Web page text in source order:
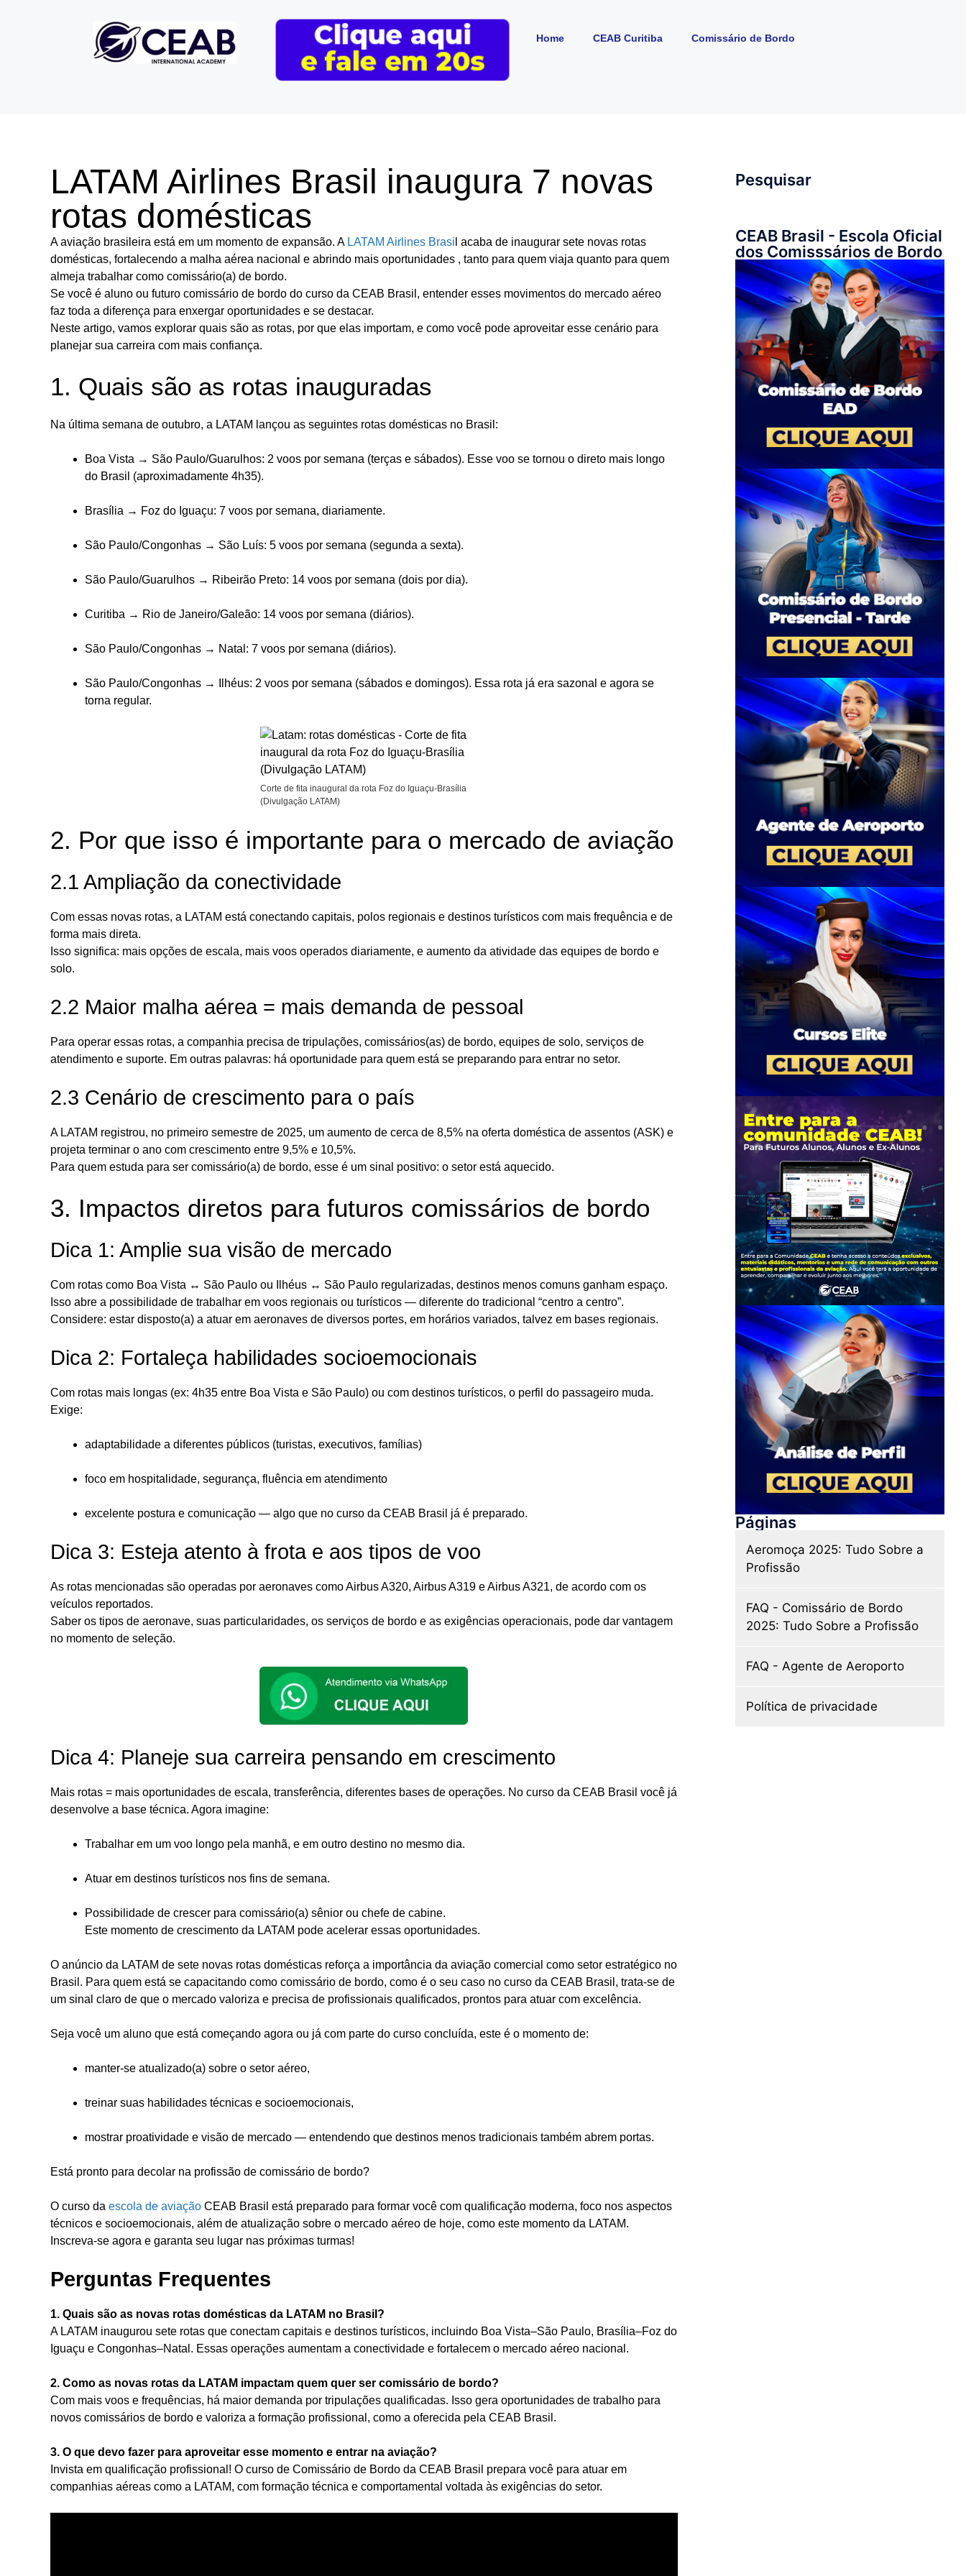
Home CEAB Curitiba Comissário de Bordo
LATAM Airlines Brasil inaugura 7 novas
rotas domésticas
A aviação brasileira está em um momento de expansão. A LATAM Airlines Brasi l acaba de inaugurar sete novas rotas
domésticas, fortalecendo a malha aérea nacional e abrindo mais oportunidades , tanto para quem viaja quanto para quem
almeja trabalhar como comissário(a) de bordo.
Se você é aluno ou futuro comissário de bordo do curso da CEAB Brasil, entender esses movimentos do mercado aéreo
faz toda a diferença para enxergar oportunidades e se destacar.
Neste artigo, vamos explorar quais são as rotas, por que elas importam, e como você pode aproveitar esse cenário para
planejar sua carreira com mais confiança.
1. Quais são as rotas inauguradas
Na última semana de outubro, a LATAM lançou as seguintes rotas domésticas no Brasil:
Boa Vista → São Paulo/Guarulhos: 2 voos por semana (terças e sábados). Esse voo se tornou o direto mais longo
do Brasil (aproximadamente 4h35).
Brasília → Foz do Iguaçu: 7 voos por semana, diariamente.
São Paulo/Congonhas → São Luís: 5 voos por semana (segunda a sexta).
São Paulo/Guarulhos → Ribeirão Preto: 14 voos por semana (dois por dia).
Curitiba → Rio de Janeiro/Galeão: 14 voos por semana (diários).
São Paulo/Congonhas → Natal: 7 voos por semana (diários).
São Paulo/Congonhas → Ilhéus: 2 voos por semana (sábados e domingos). Essa rota já era sazonal e agora se
torna regular.
Corte de fita inaugural da rota Foz do Iguaçu-Brasília
(Divulgação LATAM)
2. Por que isso é importante para o mercado de aviação
2.1 Ampliação da conectividade
Com essas novas rotas, a LATAM está conectando capitais, polos regionais e destinos turísticos com mais frequência e de
forma mais direta.
Isso significa: mais opções de escala, mais voos operados diariamente, e aumento da atividade das equipes de bordo e
solo.
2.2 Maior malha aérea = mais demanda de pessoal
Para operar essas rotas, a companhia precisa de tripulações, comissários(as) de bordo, equipes de solo, serviços de
atendimento e suporte. Em outras palavras: há oportunidade para quem está se preparando para entrar no setor.
2.3 Cenário de crescimento para o país
A LATAM registrou, no primeiro semestre de 2025, um aumento de cerca de 8,5% na oferta doméstica de assentos (ASK) e
projeta terminar o ano com crescimento entre 9,5% e 10,5%.
Para quem estuda para ser comissário(a) de bordo, esse é um sinal positivo: o setor está aquecido.
3. Impactos diretos para futuros comissários de bordo
Dica 1: Amplie sua visão de mercado
Com rotas como Boa Vista ↔ São Paulo ou Ilhéus ↔ São Paulo regularizadas, destinos menos comuns ganham espaço.
Isso abre a possibilidade de trabalhar em voos regionais ou turísticos — diferente do tradicional “centro a centro”.
Considere: estar disposto(a) a atuar em aeronaves de diversos portes, em horários variados, talvez em bases regionais.
Dica 2: Fortaleça habilidades socioemocionais
Com rotas mais longas (ex: 4h35 entre Boa Vista e São Paulo) ou com destinos turísticos, o perfil do passageiro muda.
Exige:
adaptabilidade a diferentes públicos (turistas, executivos, famílias)
foco em hospitalidade, segurança, fluência em atendimento
excelente postura e comunicação — algo que no curso da CEAB Brasil já é preparado.
Dica 3: Esteja atento à frota e aos tipos de voo
As rotas mencionadas são operadas por aeronaves como Airbus A320, Airbus A319 e Airbus A321, de acordo com os
veículos reportados.
Saber os tipos de aeronave, suas particularidades, os serviços de bordo e as exigências operacionais, pode dar vantagem
no momento de seleção.
Dica 4: Planeje sua carreira pensando em crescimento
Mais rotas = mais oportunidades de escala, transferência, diferentes bases de operações. No curso da CEAB Brasil você já
desenvolve a base técnica. Agora imagine:
Trabalhar em um voo longo pela manhã, e em outro destino no mesmo dia.
Atuar em destinos turísticos nos fins de semana.
Possibilidade de crescer para comissário(a) sênior ou chefe de cabine.
Este momento de crescimento da LATAM pode acelerar essas oportunidades.
O anúncio da LATAM de sete novas rotas domésticas reforça a importância da aviação comercial como setor estratégico no
Brasil. Para quem está se capacitando como comissário de bordo, como é o seu caso no curso da CEAB Brasil, trata-se de
um sinal claro de que o mercado valoriza e precisa de profissionais qualificados, prontos para atuar com excelência.
Seja você um aluno que está começando agora ou já com parte do curso concluída, este é o momento de:
manter-se atualizado(a) sobre o setor aéreo,
treinar suas habilidades técnicas e socioemocionais,
mostrar proatividade e visão de mercado — entendendo que destinos menos tradicionais também abrem portas.
Está pronto para decolar na profissão de comissário de bordo?
O curso da escola de aviação CEAB Brasil está preparado para formar você com qualificação moderna, foco nos aspectos
técnicos e socioemocionais, além de atualização sobre o mercado aéreo de hoje, como este momento da LATAM.
Inscreva-se agora e garanta seu lugar nas próximas turmas!
Perguntas Frequentes
1. Quais são as novas rotas domésticas da LATAM no Brasil?
A LATAM inaugurou sete rotas que conectam capitais e destinos turísticos, incluindo Boa Vista–São Paulo, Brasília–Foz do
Iguaçu e Congonhas–Natal. Essas operações aumentam a conectividade e fortalecem o mercado aéreo nacional.
2. Como as novas rotas da LATAM impactam quem quer ser comissário de bordo?
Com mais voos e frequências, há maior demanda por tripulações qualificadas. Isso gera oportunidades de trabalho para
novos comissários de bordo e valoriza a formação profissional, como a oferecida pela CEAB Brasil.
3. O que devo fazer para aproveitar esse momento e entrar na aviação?
Invista em qualificação profissional! O curso de Comissário de Bordo da CEAB Brasil prepara você para atuar em
companhias aéreas como a LATAM, com formação técnica e comportamental voltada às exigências do setor.
Pesquisar
CEAB Brasil - Escola Oficial
dos Comisssários de Bordo
Páginas
Aeromoça 2025: Tudo Sobre a
Profissão
FAQ - Comissário de Bordo
2025: Tudo Sobre a Profissão
FAQ - Agente de Aeroporto
Política de privacidade